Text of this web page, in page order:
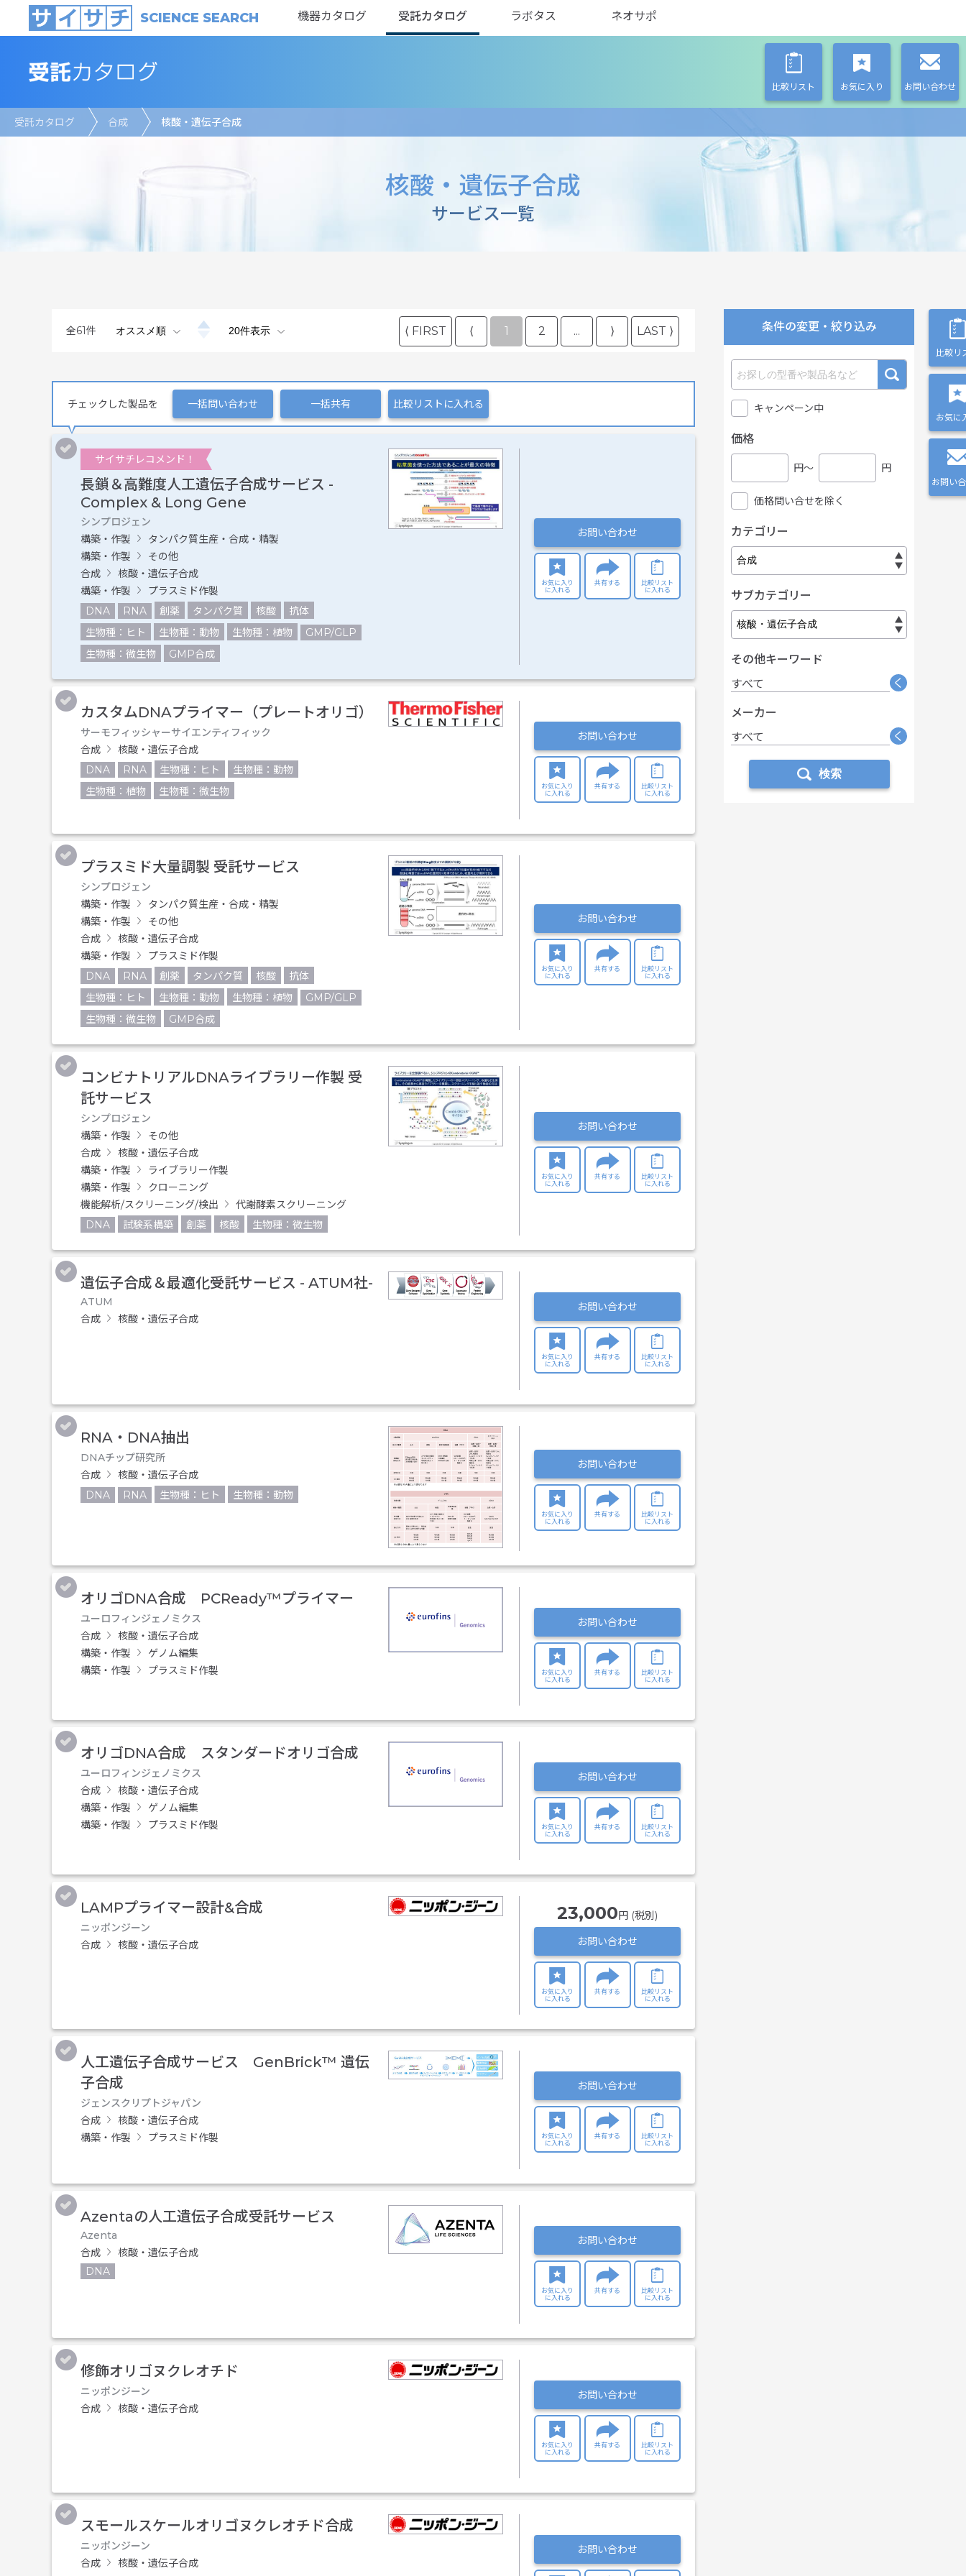
SCIENCE SEARCH 機器カタログ 受託カタログ ラボタス ネオサポ
比較リスト お気に入り お問い合わせ
受託カタログ 合成 核酸・遺伝子合成
核酸・遺伝子合成
サービス一覧
全61件 ⟨ FIRST ⟨ 1 2 ... ⟩ LAST ⟩
チェックした製品を 一括問い合わせ 一括共有 比較リストに入れる
サイサチレコメンド！
長鎖＆高難度人工遺伝子合成サービス -
Complex & Long Gene
シンプロジェン
構築・作製
タンパク質生産・合成・精製
構築・作製
その他
合成
核酸・遺伝子合成
構築・作製
プラスミド作製
DNA
RNA 創薬 タンパク質 核酸
抗体
生物種：ヒト
生物種：動物 生物種：植物
GMP/GLP
生物種：微生物
GMP合成
お問い合わせ
お気に入り
に入れる
共有する
比較リスト
に入れる
カスタムDNAプライマー（プレートオリゴ）
サーモフィッシャーサイエンティフィック
合成
核酸・遺伝子合成
DNA
RNA 生物種：ヒト
生物種：動物
生物種：植物
生物種：微生物
お問い合わせ
お気に入り
に入れる
共有する
比較リスト
に入れる
プラスミド大量調製 受託サービス
シンプロジェン
構築・作製
タンパク質生産・合成・精製
構築・作製
その他
合成
核酸・遺伝子合成
構築・作製
プラスミド作製
DNA
RNA 創薬 タンパク質 核酸
抗体
生物種：ヒト
生物種：動物 生物種：植物
GMP/GLP
生物種：微生物
GMP合成
お問い合わせ
お気に入り
に入れる
共有する
比較リスト
に入れる
コンビナトリアルDNAライブラリー作製 受
託サービス
シンプロジェン
構築・作製
その他
合成
核酸・遺伝子合成
構築・作製
ライブラリー作製
構築・作製
クローニング
機能解析/スクリーニング/検出
代謝酵素スクリーニング
DNA
試験系構築 創薬 核酸 生物種：微生物
お問い合わせ
お気に入り
に入れる
共有する
比較リスト
に入れる
遺伝子合成＆最適化受託サービス - ATUM社-
ATUM
合成
核酸・遺伝子合成
お問い合わせ
お気に入り
に入れる
共有する
比較リスト
に入れる
RNA・DNA抽出
DNAチップ研究所
合成
核酸・遺伝子合成
DNA
RNA 生物種：ヒト 生物種：動物
お問い合わせ
お気に入り
に入れる
共有する
比較リスト
に入れる
オリゴDNA合成 PCReady™プライマー
ユーロフィンジェノミクス
合成
核酸・遺伝子合成
構築・作製
ゲノム編集
構築・作製
プラスミド作製
お問い合わせ
お気に入り
に入れる
共有する
比較リスト
に入れる
オリゴDNA合成 スタンダードオリゴ合成
ユーロフィンジェノミクス
合成
核酸・遺伝子合成
構築・作製
ゲノム編集
構築・作製
プラスミド作製
お問い合わせ
お気に入り
に入れる
共有する
比較リスト
に入れる
LAMPプライマー設計&合成
ニッポンジーン
合成
核酸・遺伝子合成
23,000円 (税別)
お問い合わせ
お気に入り
に入れる
共有する
比較リスト
に入れる
人工遺伝子合成サービス GenBrick™ 遺伝
子合成
ジェンスクリプトジャパン
合成
核酸・遺伝子合成
構築・作製
プラスミド作製
お問い合わせ
お気に入り
に入れる
共有する
比較リスト
に入れる
Azentaの人工遺伝子合成受託サービス
Azenta
合成
核酸・遺伝子合成
DNA
お問い合わせ
お気に入り
に入れる
共有する
比較リスト
に入れる
修飾オリゴヌクレオチド
ニッポンジーン
合成
核酸・遺伝子合成
お問い合わせ
お気に入り
に入れる
共有する
比較リスト
に入れる
スモールスケールオリゴヌクレオチド合成
ニッポンジーン
合成
核酸・遺伝子合成
お問い合わせ
比較リ
お気に
お問い
条件の変更・絞り込み
キャンペーン中
価格
円〜 円
価格問い合せを除く
カテゴリー
サブカテゴリー
その他キーワード
すべて
く
メーカー
すべて
く
検索